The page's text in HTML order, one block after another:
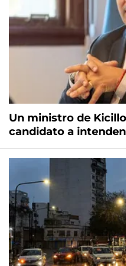
Un ministro de
candidato a